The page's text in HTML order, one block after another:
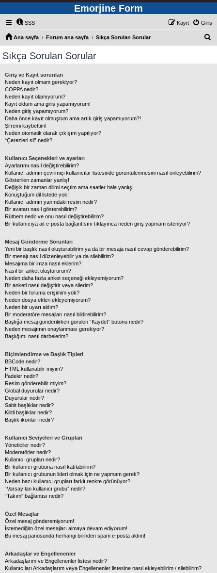
Emorjine Form
SSS Giriş
Kayıt
Ana sayfa Forum ana sayfa Sıkça Sorulan Sorular
Sıkça Sorulan Sorular
Giriş ve Kayıt sorunları
Neden kayıt olmam gerekiyor?
COPPA nedir?
Neden kayıt olamıyorum?
Kayıt oldum ama giriş yapamıyorum!
Neden giriş yapamıyorum?
Daha önce kayıt olmuştum ama artık giriş yapamıyorum?!
Şifremi kaybettim!
Neden otomatik olarak çıkışım yapılıyor?
“Çerezleri sil” nedir?
Kullanıcı Seçenekleri ve ayarları
Ayarlarımı nasıl değiştirebilirim?
Kullanıcı adımın çevrimiçi kullanıcılar listesinde görüntülenmesini nasıl önleyebilirim?
Gösterilen zamanlar yanlış!
Değişik bir zaman dilimi seçtim ama saatler hala yanlış!
Konuştuğum dil listede yok!
Kullanıcı adımın yanındaki resim nedir?
Bir avatarı nasıl gösterebilirim?
Rütbem nedir ve onu nasıl değiştirebilirim?
Bir kullanıcıya ait e-posta bağlantısını tıklayınca neden giriş yapmam isteniyor?
Mesaj Gönderme Sorunları
Yeni bir başlık nasıl oluşturabilirim ya da bir mesaja nasıl cevap gönderebilirim?
Bir mesajı nasıl düzenleyebilir ya da silebilirim?
Mesajıma bir imza nasıl eklerim?
Nasıl bir anket oluştururum?
Neden daha fazla anket seçeneği ekleyemiyorum?
Bir anketi nasıl değiştirir veya silerim?
Neden bir foruma erişimim yok?
Neden dosya ekleri ekleyemiyorum?
Neden bir uyarı aldım?
Bir moderatöre mesajları nasıl bildirebilirim?
Başlığa mesaj gönderilirken görülen “Kaydet” butonu nedir?
Neden mesajımın onaylanması gerekiyor?
Başlığımı nasıl darbelerim?
Biçimlendirme ve Başlık Tipleri
BBCode nedir?
HTML kullanabilir miyim?
İfadeler nedir?
Resim gönderebilir miyim?
Global duyurular nedir?
Duyurular nedir?
Sabit başlıklar nedir?
Kilitli başlıklar nedir?
Başlık ikonları nedir?
Kullanıcı Seviyeleri ve Grupları
Yöneticiler nedir?
Moderatörler nedir?
Kullanıcı grupları nedir?
Bir kullanıcı grubuna nasıl katılabilirim?
Bir kullanıcı grubunun lideri olmak için ne yapmam gerek?
Neden bazı kullanıcı grupları farklı renkte görünüyor?
“Varsayılan kullanıcı grubu” nedir?
“Takım” bağlantısı nedir?
Özel Mesajlar
Özel mesaj gönderemiyorum!
İstemediğim özel mesajları almaya devam ediyorum!
Bu mesaj panosunda herhangi birinden spam e-posta aldım!
Arkadaşlar ve Engellenenler
Arkadaşlarım ve Engellenenler listesi nedir?
Kullanıcıları Arkadaşlarım veya Engellenenler listesine nasıl ekleyebilirim / silebilirim?